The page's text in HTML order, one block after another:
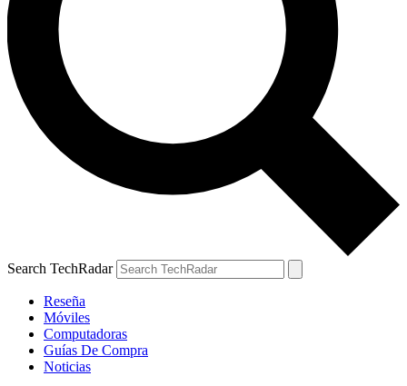
Search TechRadar
Reseña
Móviles
Computadoras
Guías De Compra
Noticias